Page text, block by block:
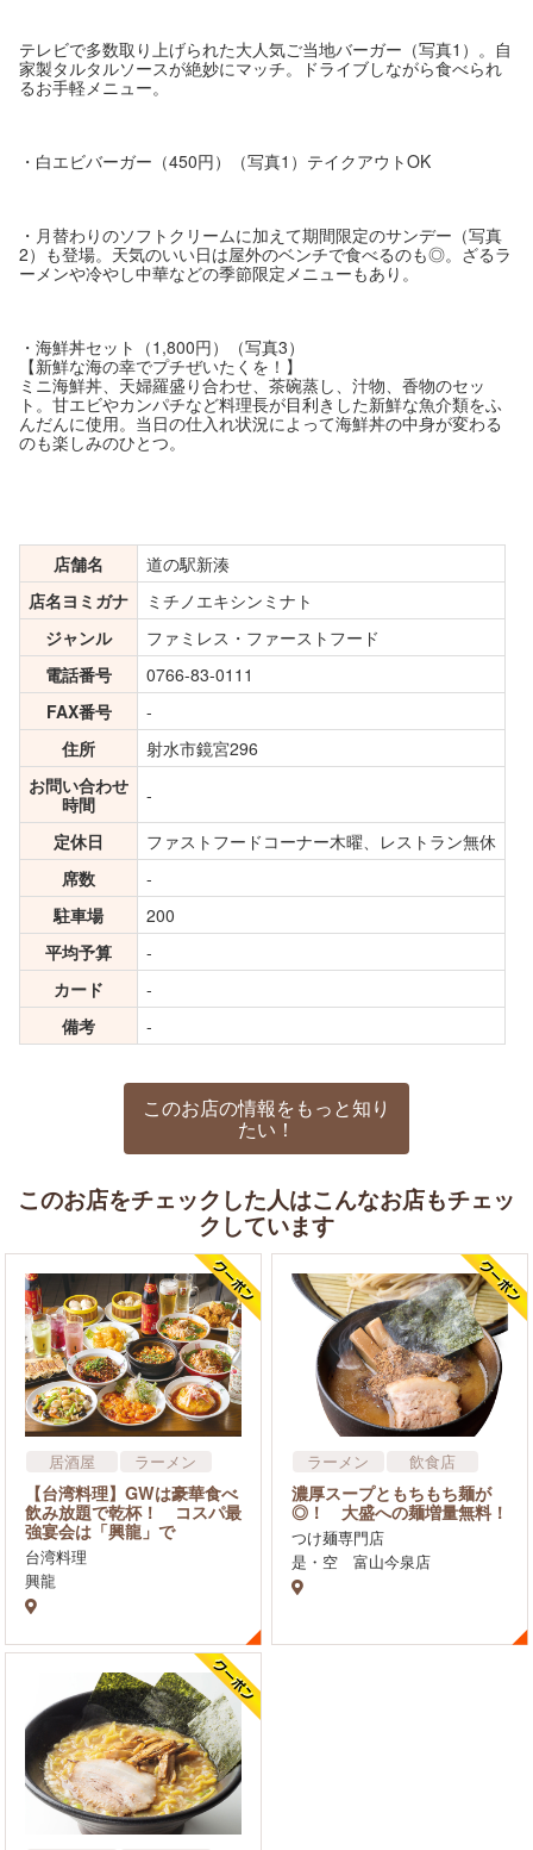
テレビで多数取り上げられた大人気ご当地バーガー（写真1）。自
家製タルタルソースが絶妙にマッチ。ドライブしながら食べられ
るお手軽メニュー。
・白エビバーガー（450円）（写真1）テイクアウトOK
・月替わりのソフトクリームに加えて期間限定のサンデー（写真
2）も登場。天気のいい日は屋外のベンチで食べるのも◎。ざるラ
ーメンや冷やし中華などの季節限定メニューもあり。
・海鮮丼セット（1,800円）（写真3）
【新鮮な海の幸でプチぜいたくを！】
ミニ海鮮丼、天婦羅盛り合わせ、茶碗蒸し、汁物、香物のセッ
ト。甘エビやカンパチなど料理長が目利きした新鮮な魚介類をふ
んだんに使用。当日の仕入れ状況によって海鮮丼の中身が変わる
のも楽しみのひとつ。
店舗名
道の駅新湊
店名ヨミガナ
ミチノエキシンミナト
ジャンル
ファミレス・ファーストフード
電話番号
0766-83-0111
FAX番号
-
住所
射水市鏡宮296
お問い合わせ
時間
-
定休日
ファストフードコーナー木曜、レストラン無休
席数
-
駐車場
200
平均予算
-
カード
-
備考
-
このお店の情報をもっと知り
たい！
このお店をチェックした人はこんなお店もチェッ
クしています
居酒屋
ラーメン
中華
アジア・エスニック料理
飲食店
【台湾料理】GWは豪華食べ
飲み放題で乾杯！ コスパ最
強宴会は「興龍」で
台湾料理
興龍
ラーメン 飲食店
濃厚スープともちもち麺が
◎！ 大盛への麺増量無料！
つけ麺専門店
是・空 富山今泉店